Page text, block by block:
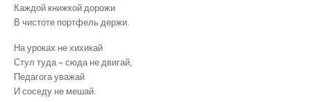
Каждой книжкой дорожи
В чистоте портфель держи.
На уроках не хихикай
Стул туда – сюда не двигай,
Педагога уважай
И соседу не мешай.